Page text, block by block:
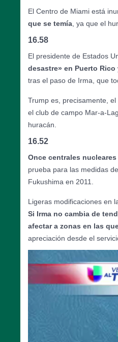
El Centro de Miami está
que se temía , ya que el
16.58
El presidente de Estados
desastre» en Puerto Rico
tras el paso de Irma, que
Trump es, precisamente,
el club de campo Mar-a-
huracán.
16.52
Once centrales
prueba para las medidas
Fukushima en 2011.
Ligeras modificaciones en
Si Irma no cambia de
afectar a zonas en las
apreciación desde el